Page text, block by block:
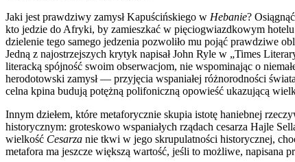
Jaki jest prawdziwy zamysł Kapuścińskiego w Hebanie?
kto jedzie do Afryki, by zamieszkać w pięciogwiazdkowym
dzielenie tego samego jedzenia pozwoliło mu pojąć prawdziwe
Jedną z najostrzejszych krytyk napisał John Ryle w „Times
literacką spójność swoim obserwacjom, nie wspominając o
herodotowski zamysł — przyjęcia wspaniałej różnorodności
celna kpina budują potężną polifoniczną opowieść ukazującą
Innym dziełem, które metaforycznie skupia istotę haniebnej
historycznym: groteskowo wspaniałych rządach cesarza Hajle
wielkość Cesarza nie tkwi w jego skrupulatności historycznej,
metafora ma jeszcze większą wartość, jeśli to możliwe, napisana